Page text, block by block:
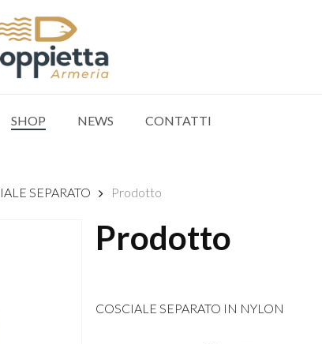
SHOP NEWS CONTATTI
SEPARATO Prodotto
Prodotto
COSCIALE SEPARATO IN NYLON